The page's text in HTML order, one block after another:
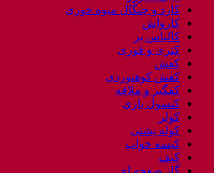
کارد و چنگال میوه خوری
کارواش
کالباس بر
کتری و قوری
کفش
کفش کوهنوردی
کفگیر و ملاقه
کنسول بازی
کولر
کوله پشتی
کیسه خواب
کیف
گاز صفحه ای